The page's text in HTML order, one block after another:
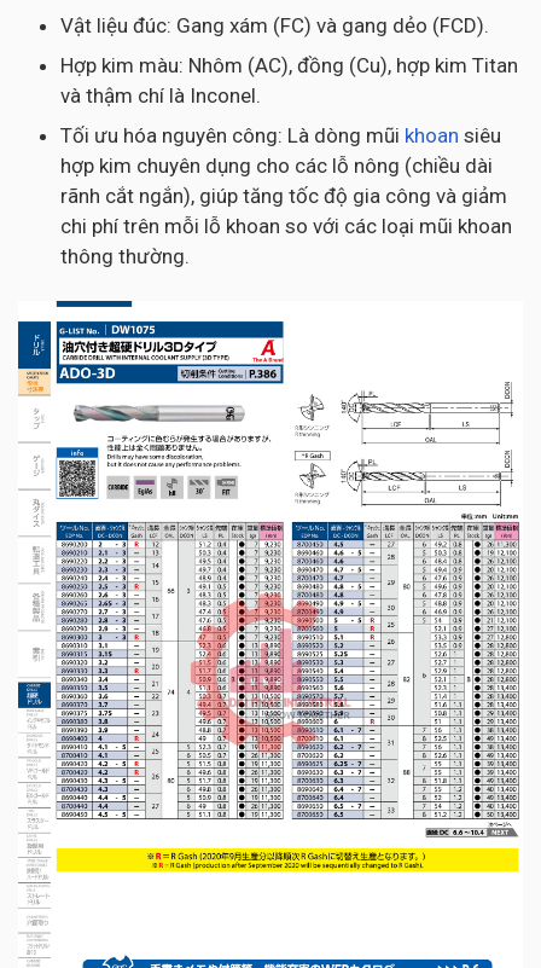
Vật liệu đúc: Gang xám (FC) và gang dẻo (FCD).
Hợp kim màu: Nhôm (AC), đồng (Cu), hợp kim Titan
và thậm chí là Inconel.
Tối ưu hóa nguyên công: Là dòng mũi khoan siêu
hợp kim chuyên dụng cho các lỗ nông (chiều dài
rãnh cắt ngắn), giúp tăng tốc độ gia công và giảm
chi phí trên mỗi lỗ khoan so với các loại mũi khoan
thông thường.